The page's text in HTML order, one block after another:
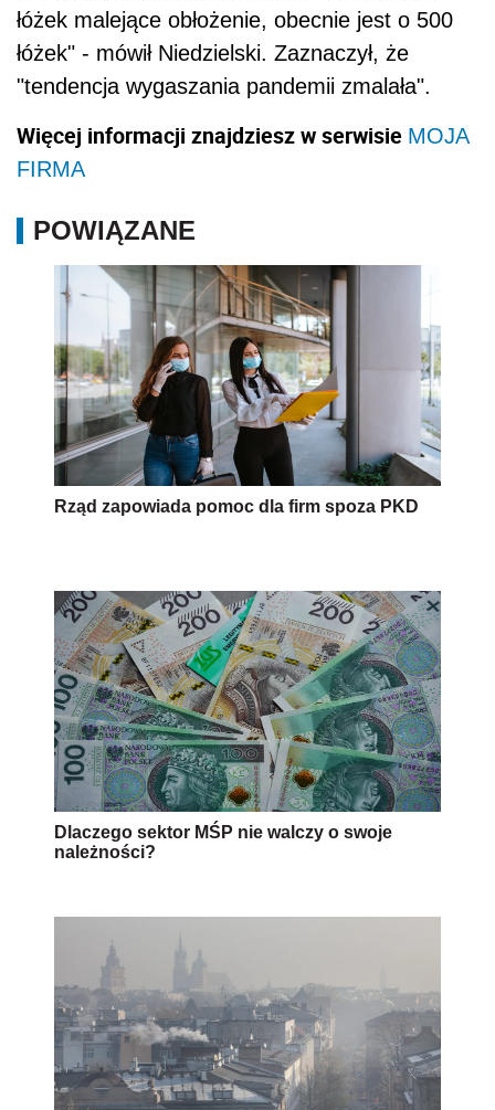
łóżek malejące obłożenie, obecnie jest o 500
łóżek" - mówił Niedzielski. Zaznaczył, że
"tendencja wygaszania pandemii zmalała".
Więcej informacji znajdziesz w serwisie MOJA
FIRMA
POWIĄZANE
Rząd zapowiada pomoc dla firm spoza PKD
Dlaczego sektor MŚP nie walczy o swoje
należności?